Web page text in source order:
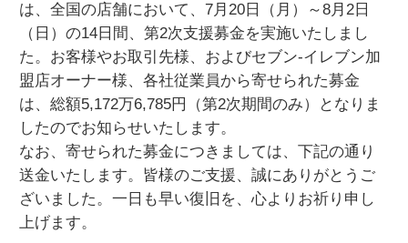
は、全国の店舗において、7月20日（月）～8月2日
（日）の14日間、第2次支援募金を実施いたしまし
た。お客様やお取引先様、およびセブン‐イレブン加
盟店オーナー様、各社従業員から寄せられた募金
は、総額5,172万6,785円（第2次期間のみ）となりま
したのでお知らせいたします。
なお、寄せられた募金につきましては、下記の通り
送金いたします。皆様のご支援、誠にありがとうご
ざいました。一日も早い復旧を、心よりお祈り申し
上げます。